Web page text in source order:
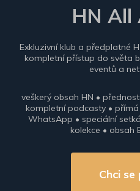
HN All
Exkluzivní klub a předplatné
kompletní přístup do světa
eventů a
veškerý obsah HN •
kompletní podcasty •
WhatsApp • speciální
kolekce • obsah
Chci